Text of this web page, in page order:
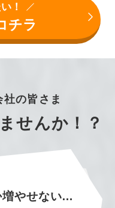
！
チラ
の皆さま
せんか！？
増やせない…